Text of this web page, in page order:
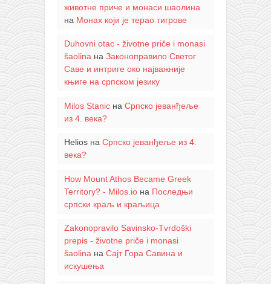
животне приче и монаси шаолина
на Монах који је терао тигрове
Duhovni otac - životne priče i monasi
šaolinaна Законоправило Светог
Саве и интриге око најважније
књиге на српском језику
Milos Stanicна Српско јеванђеље
из 4. века?
Heliosна Српско јеванђеље из 4.
века?
How Mount Athos Became Greek
Territory? - Milos.ioна Последњи
српски краљ и краљица
Zakonopravilo Savinsko-Tvrdoški
prepis - životne priče i monasi
šaolinaна Сајт Гора Савина и
искушења